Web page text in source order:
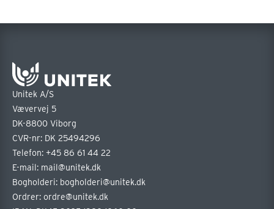
Unitek A/S
Vævervej 5
DK-8800 Viborg
CVR-nr: DK 25494296
Telefon: +45 86 61 44 22
E-mail: mail@unitek.dk
Bogholderi: bogholderi@unitek.dk
Ordrer: ordre@unitek.dk